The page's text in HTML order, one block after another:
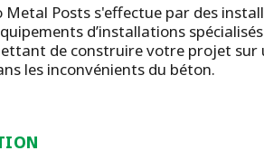
Metal Posts s'effectue par des
d’installations
de construire votre projet sur
les inconvénients du béton.